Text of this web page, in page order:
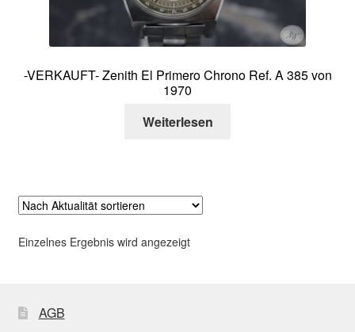
Kontakt
-VERKAUFT- Zenith El Primero Chrono Ref. A 385 von
1970
Weiterlesen
Einzelnes Ergebnis wird angezeigt
AGB